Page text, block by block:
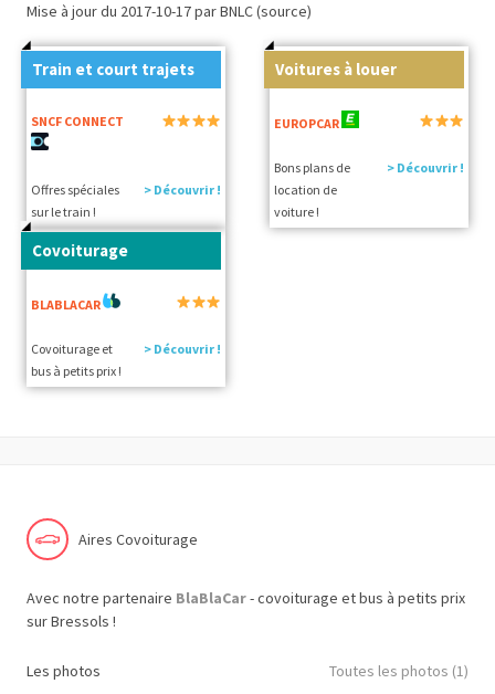
Mise à jour du 2017-10-17 par BNLC (source)
Train et court trajets
SNCF CONNECT
Offres spéciales
sur le train !
> Découvrir !
Voitures à louer
EUROPCAR
Bons plans de
location de
voiture !
> Découvrir !
Covoiturage
BLABLACAR
Covoiturage et
bus à petits prix !
> Découvrir !
Aires Covoiturage
Avec notre partenaire BlaBlaCar- covoiturage et bus à petits prix
sur Bressols !
Les photos Toutes les photos (1)